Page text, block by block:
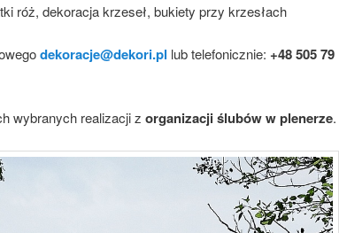
róż, dekoracja krzeseł, bukiety przy krzesłach
dekoracje@dekori.pl lub telefonicznie: +48 505 79
wybranych realizacji z organizacji ślubów w plenerze.